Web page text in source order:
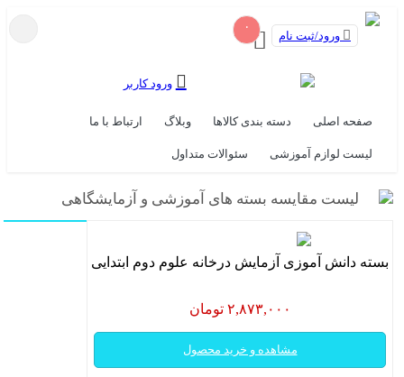
۰
ورود/ثبت نام
ورود کاربر
صفحه اصلی دسته بندی کالاها وبلاگ ارتباط با ما
لیست لوازم آموزشی سئوالات متداول
لیست مقایسه بسته های آموزشی و آزمایشگاهی
بسته دانش آموزی آزمایش درخانه علوم دوم ابتدایی
۲,۸۷۳,۰۰۰ تومان
مشاهده و خرید محصول